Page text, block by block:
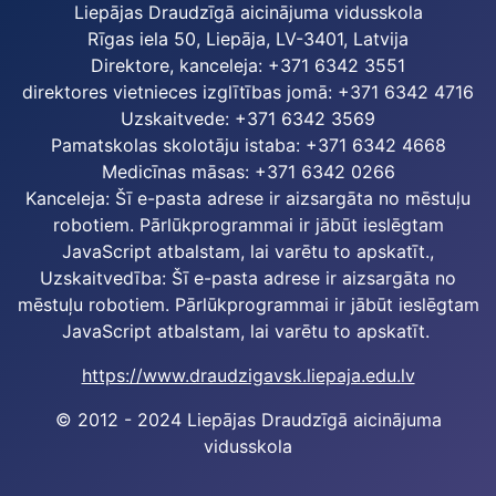
Liepājas Draudzīgā aicinājuma vidusskola
Rīgas iela 50, Liepāja, LV-3401, Latvija
Direktore, kanceleja: +371 6342 3551
direktores vietnieces izglītības jomā: +371 6342 4716
Uzskaitvede: +371 6342 3569
Pamatskolas skolotāju istaba: +371 6342 4668
Medicīnas māsas: +371 6342 0266
Kanceleja: Šī e-pasta adrese ir aizsargāta no mēstuļu
robotiem. Pārlūkprogrammai ir jābūt ieslēgtam
JavaScript atbalstam, lai varētu to apskatīt.,
Uzskaitvedība: Šī e-pasta adrese ir aizsargāta no
mēstuļu robotiem. Pārlūkprogrammai ir jābūt ieslēgtam
JavaScript atbalstam, lai varētu to apskatīt.
https://www.draudzigavsk.liepaja.edu.lv
© 2012 - 2024 Liepājas Draudzīgā aicinājuma
vidusskola